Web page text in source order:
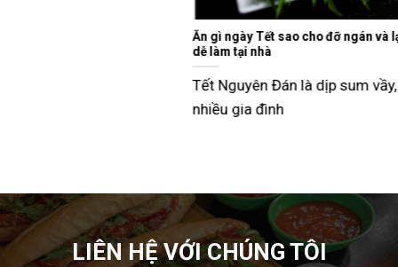
Ăn gì ngày Tết sao cho đỡ ngán và lạ miệng? Gợi ý 15 món ngon
Tết Nguyên Đán là dịp sum vầy, nhưng cũng là thời điểm
LIÊN HỆ VỚI CHÚNG TÔI